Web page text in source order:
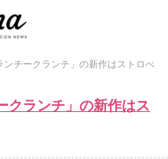
ンチークランチ」の新作はストロべ
クランチ」の新作はス